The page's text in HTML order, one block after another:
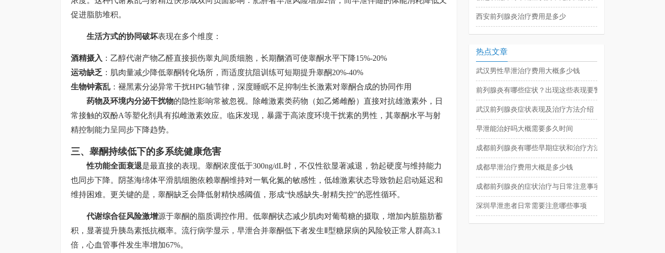
促进脂肪堆积。
生活方式的协同破坏表现在多个维度：
酒精摄入 ：乙醇代谢产物乙醛直接损伤睾丸间质细胞，长期酗酒可使睾酮水平下降15%-20%
运动缺乏 ：肌肉量减少降低睾酮转化场所，而适度抗阻训练可短期提升睾酮20%-40%
生物钟紊乱 ：褪黑素分泌异常干扰HPG轴节律，深度睡眠不足抑制生长激素对睾酮合成的协同作用
药物及环境内分泌干扰物的隐性影响常被忽视。除雌激素类药物（如乙烯雌酚）直接对抗雄激素外，日
常接触的双酚A等塑化剂具有拟雌激素效应。临床发现，暴露于高浓度环境干扰素的男性，其睾酮水平与射
精控制能力呈同步下降趋势。
三、睾酮持续低下的多系统健康危害
性功能全面衰退是最直接的表现。睾酮浓度低于300ng/dL时，不仅性欲显著减退，勃起硬度与维持能力
也同步下降。阴茎海绵体平滑肌细胞依赖睾酮维持对一氧化氮的敏感性，低雄激素状态导致勃起启动延迟和
维持困难。更关键的是，睾酮缺乏会降低射精快感阈值，形成“快感缺失-射精失控”的恶性循环。
代谢综合征风险激增源于睾酮的脂质调控作用。低睾酮状态减少肌肉对葡萄糖的摄取，增加内脏脂肪蓄
积，显著提升胰岛素抵抗概率。流行病学显示，早泄合并睾酮低下者发生Ⅱ型糖尿病的风险较正常人群高3.1
倍，心血管事件发生率增加67%。
西安前列腺炎治疗费用是多少
热点文章
武汉男性早泄治疗费用大概多少钱
前列腺炎有哪些症状？出现这些表现要警惕
武汉前列腺炎症状表现及治疗方法介绍
早泄能治好吗大概需要多久时间
成都前列腺炎有哪些早期症状和治疗方法
成都早泄治疗费用大概是多少钱
成都前列腺炎的症状治疗与日常注意事项
深圳早泄患者日常需要注意哪些事项